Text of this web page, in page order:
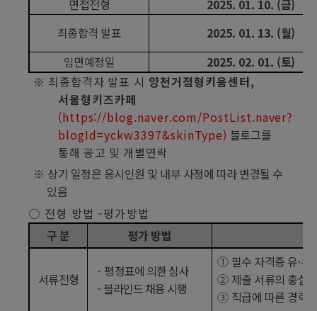
면접전형 2025. 01. 10. (금)
최종합격 발표
2025. 01. 13. (월)
임면예정일
2025. 02. 01. (토)
※ 최종합격자 발표 시 양천거점형키움센터,
서울형키즈카페
(https://blog.naver.com/PostList.naver?
blogId=yckw3397&skinType) 블로그를
통해 공고 및 개별연락
※ 상기 일정은 응시인원 및 내부 사정에 따라 변경될 수
있음
○ 전형 방법 -평가방법
구 분
평가 방법
서류전형 - 평정표에 의한 심사
- 블라인드 채용 시행
① 필수 자격증 유·무
② 제출 서류의 충실
③ 직급에 따른 경력